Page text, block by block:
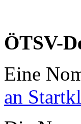
ÖTSV-
Eine
an